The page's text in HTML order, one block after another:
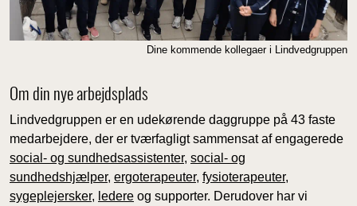
Dine kommende kollegaer i Lindvedgruppen
Om din nye arbejdsplads
Lindvedgruppen er en udekørende daggruppe på 43 faste
medarbejdere, der er tværfagligt sammensat af engagerede
social- og sundhedsassistenter, social- og
sundhedshjælper, ergoterapeuter, fysioterapeuter,
sygeplejersker, ledere og supporter. Derudover har vi